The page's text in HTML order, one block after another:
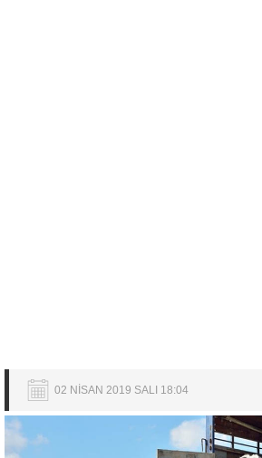
02 NİSAN 2019 SALI 18:04